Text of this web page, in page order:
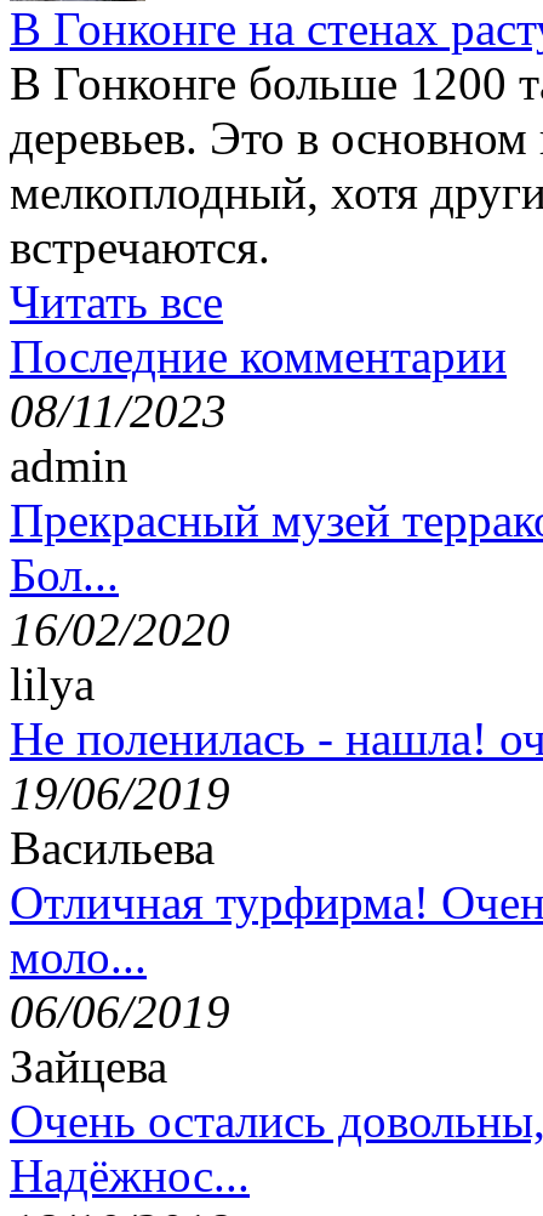
В Гонконге на стенах
В Гонконге больше 1200
деревьев. Это в
мелкоплодный, хотя
встречаются.
Читать все
Последние комментарии
08/11/2023
admin
Прекрасный музей
Бол...
16/02/2020
lilya
Не поленилась - нашла!
19/06/2019
Васильева
Отличная турфирма!
моло...
06/06/2019
Зайцева
Очень остались
Надёжнос...